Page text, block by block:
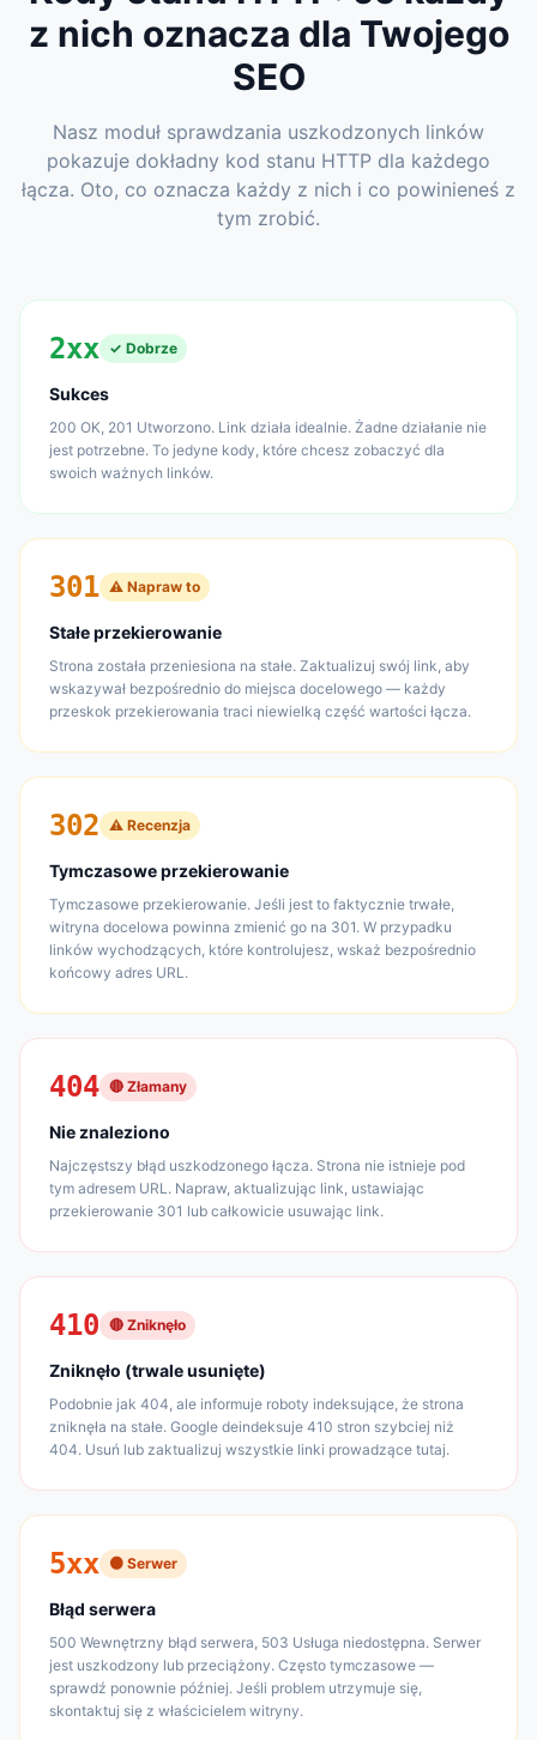
z nich oznacza dla Twojego
SEO
Nasz moduł sprawdzania uszkodzonych linków
pokazuje dokładny kod stanu HTTP dla każdego
łącza. Oto, co oznacza każdy z nich i co powinieneś z
tym zrobić.
2xx ✓ Dobrze
Sukces
200 OK, 201 Utworzono. Link działa idealnie. Żadne działanie nie
jest potrzebne. To jedyne kody, które chcesz zobaczyć dla
swoich ważnych linków.
301 ⚠ Napraw to
Stałe przekierowanie
Strona została przeniesiona na stałe. Zaktualizuj swój link, aby
wskazywał bezpośrednio do miejsca docelowego — każdy
przeskok przekierowania traci niewielką część wartości łącza.
302 ⚠ Recenzja
Tymczasowe przekierowanie
Tymczasowe przekierowanie. Jeśli jest to faktycznie trwałe,
witryna docelowa powinna zmienić go na 301. W przypadku
linków wychodzących, które kontrolujesz, wskaż bezpośrednio
końcowy adres URL.
404 🔴 Złamany
Nie znaleziono
Najczęstszy błąd uszkodzonego łącza. Strona nie istnieje pod
tym adresem URL. Napraw, aktualizując link, ustawiając
przekierowanie 301 lub całkowicie usuwając link.
410 🔴 Zniknęło
Zniknęło (trwale usunięte)
Podobnie jak 404, ale informuje roboty indeksujące, że strona
zniknęła na stałe. Google deindeksuje 410 stron szybciej niż
404. Usuń lub zaktualizuj wszystkie linki prowadzące tutaj.
5xx 🟠 Serwer
Błąd serwera
500 Wewnętrzny błąd serwera, 503 Usługa niedostępna. Serwer
jest uszkodzony lub przeciążony. Często tymczasowe —
sprawdź ponownie później. Jeśli problem utrzymuje się,
skontaktuj się z właścicielem witryny.